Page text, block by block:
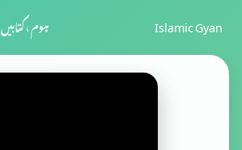
Islamic Gyan ہوم›کتابیں